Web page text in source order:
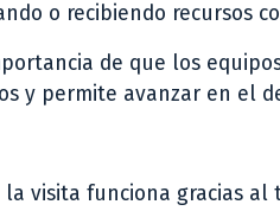
o recibiendo recursos
de que los
y permite avanzar en el
la visita funciona gracias